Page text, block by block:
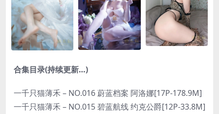
合集目录(持续更新…)
一千只猫薄禾 – NO.016 蔚蓝档案 阿洛娜[17P-178.9M]
一千只猫薄禾 – NO.015 碧蓝航线 约克公爵[12P-33.8M]